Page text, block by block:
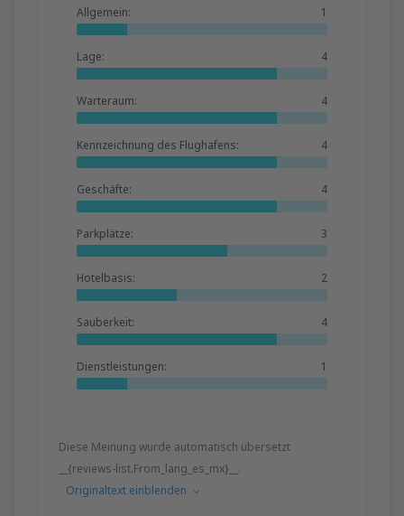
Allgemein: 1
Lage: 4
Warteraum: 4
Kennzeichnung des Flughafens: 4
Geschäfte: 4
Parkplätze: 3
Hotelbasis: 2
Sauberkeit: 4
Dienstleistungen: 1
Diese Meinung wurde automatisch übersetzt
__{reviews-list.From_lang_es_mx}__.
Originaltext einblenden